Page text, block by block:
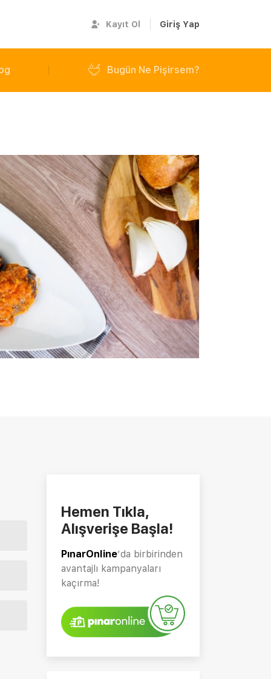
Kayıt Ol Giriş Yap
Bugün Ne Pişirsem?
Hemen Tıkla,
Alışverişe Başla!
PınarOnline’da birbirinden
avantajlı kampanyaları
kaçırma!